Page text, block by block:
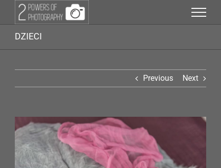
Przejdź
DZIECI
Previous Next